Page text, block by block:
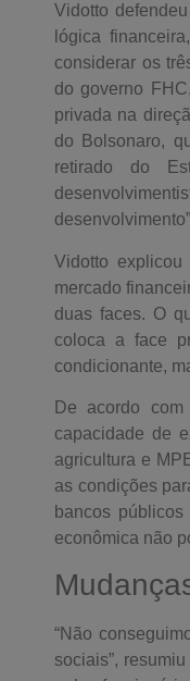
Vidotto
lógica
considerar os
do governo
privada na
do Bolsonaro,
retirado do
Vidotto
mercado
duas faces. O
coloca a face
condicionante,
De acordo
capacidade de
agricultura e
as condições
bancos
econômica não
“Não
sociais”,